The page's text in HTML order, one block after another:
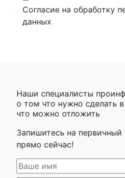
Согласие на обработку
данных
Наши специалисты
о том что нужно сделать
что можно отложить
Запишитесь на
прямо сейчас!